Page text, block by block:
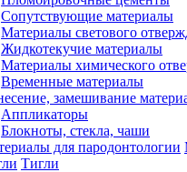
Сопутствующие материалы
Материалы светового
Жидкотекучие материалы
Материалы химического
Временные материалы
Аппликаторы
Блокноты, стекла, чаши
Тигли